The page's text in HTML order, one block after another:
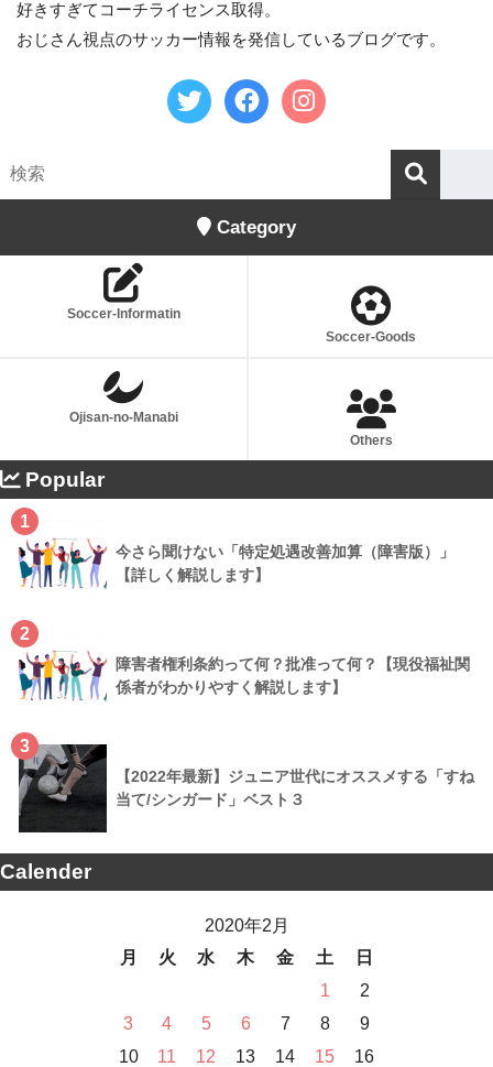
好きすぎてコーチライセンス取得。
おじさん視点のサッカー情報を発信しているブログです。
Category
Soccer-Informatin
Soccer-Goods
Ojisan-no-Manabi
Others
Popular
1
今さら聞けない「特定処遇改善加算（障害版）」
【詳しく解説します】
2
障害者権利条約って何？批准って何？【現役福祉関
係者がわかりやすく解説します】
3
【2022年最新】ジュニア世代にオススメする「すね
当て/シンガード」ベスト３
Calender
2020年2月
月
火 水 木 金 土
日
1
2
3
4 5 6 7 8
9
10
11 12 13 14 15
16